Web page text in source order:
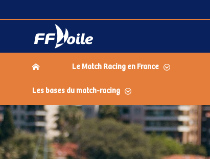
Le Match Racing en France
Les bases du match-racing